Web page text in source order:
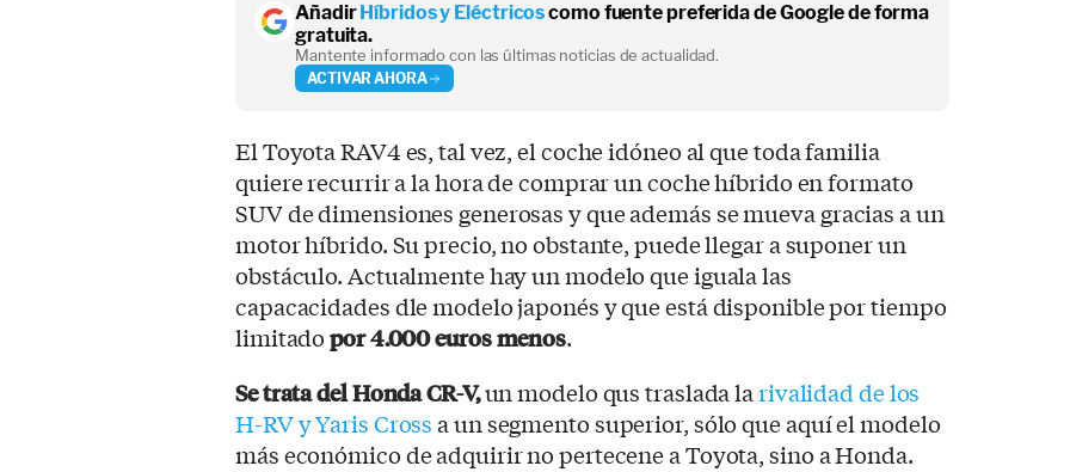
Añadir Híbridos y Eléctricoscomo fuente preferida de Google de forma
gratuita.
Mantente informado con las últimas noticias de actualidad.
ACTIVAR AHORA
El Toyota RAV4 es, tal vez, el coche idóneo al que toda familia
quiere recurrir a la hora de comprar un coche híbrido en formato
SUV de dimensiones generosas y que además se mueva gracias a un
motor híbrido. Su precio, no obstante, puede llegar a suponer un
obstáculo. Actualmente hay un modelo que iguala las
capacacidades dle modelo japonés y que está disponible por tiempo
limitadopor 4.000 euros menos.
Se trata del Honda CR-V,un modelo qus traslada larivalidad de los
H-RV y Yaris Cross a un segmento superior, sólo que aquí el modelo
más económico de adquirir no pertecene a Toyota, sino a Honda.